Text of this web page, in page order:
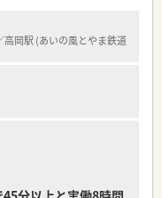
ります。
企業であり、岐阜県を中
通して地域社会に貢献す
ます。
業務が発生しないため、専
です。
岡駅 (あいの風とやま鉄道